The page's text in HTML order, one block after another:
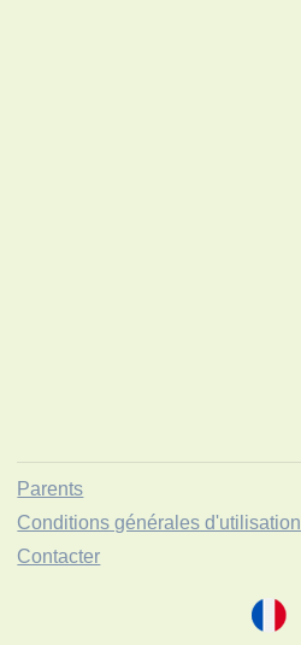
Parents
Conditions générales d'utilisation
Contacter